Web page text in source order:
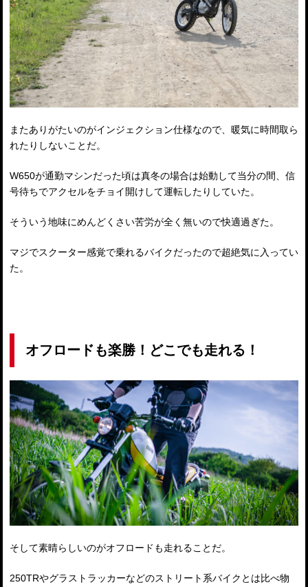
またありがたいのがインジェクション仕様なので、暖気に時間取ら
れたりしないことだ。
W650が通勤マシンだった頃は真冬の場合は始動して当分の間、信
号待ちでアクセルをチョイ開けして運転したりしていた。
そういう地味にめんどくさい苦労が全く無いので快適過ぎた。
マジでスクーター感覚で乗れるバイクだったので超絶気に入ってい
た。
オフロードも楽勝！どこでも走れる！
そして素晴らしいのがオフロードも走れることだ。
250TRやグラストラッカーなどのストリート系バイクとは比べ物